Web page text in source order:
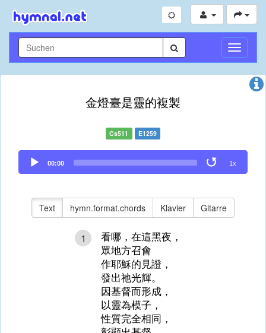
金燈臺是靈的複製
Cs511 E1259
Audio
Player
00:00 1x
Text hymn.format.chords Klavier Gitarre
1
看哪，在這黑夜，
眾地方召會
作耶穌的見證，
發出祂光輝。
因基督而形成，
以靈為模子，
性質完全相同，